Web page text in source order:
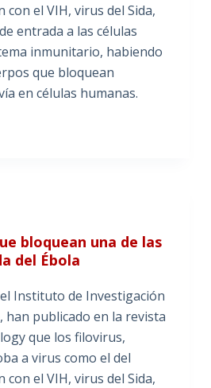
con el VIH, virus del Sida,
entrada a las células
inmunitario, habiendo
que bloquean
en células humanas.
bloquean una de las
del Ébola
Instituto de Investigación
han publicado en la revista
que los filovirus,
a virus como el del
con el VIH, virus del Sida,